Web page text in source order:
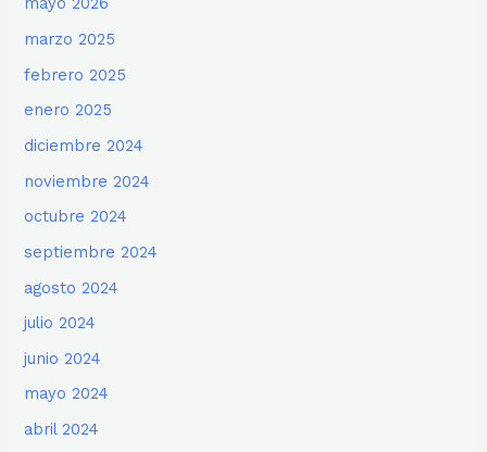
marzo 2025
febrero 2025
enero 2025
diciembre 2024
noviembre 2024
octubre 2024
septiembre 2024
agosto 2024
julio 2024
junio 2024
mayo 2024
abril 2024